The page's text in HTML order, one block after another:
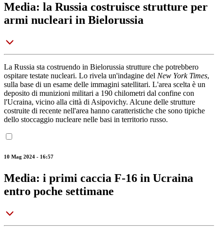
Media: la Russia costruisce strutture per
armi nucleari in Bielorussia
La Russia sta costruendo in Bielorussia strutture che potrebbero
ospitare testate nucleari. Lo rivela un'indagine del New York Times,
sulla base di un esame delle immagini satellitari. L'area scelta è un
deposito di munizioni militari a 190 chilometri dal confine con
l'Ucraina, vicino alla città di Asipovichy. Alcune delle strutture
costruite di recente nell'area hanno caratteristiche che sono tipiche
dello stoccaggio nucleare nelle basi in territorio russo.
10 Mag 2024 - 16:57
Media: i primi caccia F-16 in Ucraina
entro poche settimane